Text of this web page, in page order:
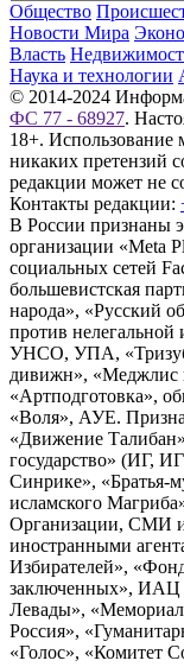
Общество
Новости Мира
Власть
Наука и технологии
© 2014-2024
ФС 77 - 68927.
18+. Использование
никаких претензий
редакции может не
Контакты редакции:
В России признаны
организации «Meta
социальных сетей
большевистская
народа», «Русский
против
УНСО, УПА, «Тризуб
дивижн», «Меджлис
«Артподготовка»,
«Воля», АУЕ.
«Движение
государство» (ИГ,
Синрике», «Братья-
исламского
Организации, СМИ и
иностранными
Избирателей»,
заключенных», ИАЦ
Левады»,
Россия»,
«Голос», «Комитет